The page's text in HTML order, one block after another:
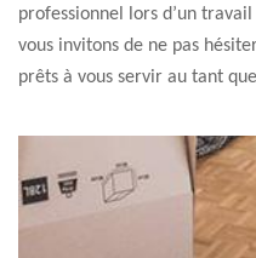
professionnel lors d’un
vous invitons de ne pas
prêts à vous servir au tant